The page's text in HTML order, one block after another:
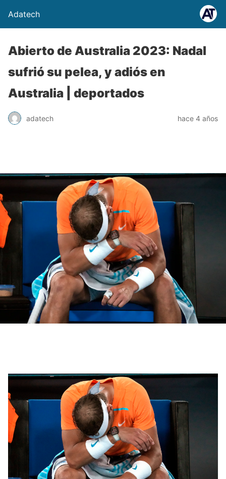
Adatech
Abierto de Australia 2023: Nadal
sufrió su pelea, y adiós en
Australia | deportados
adatech hace 4 años